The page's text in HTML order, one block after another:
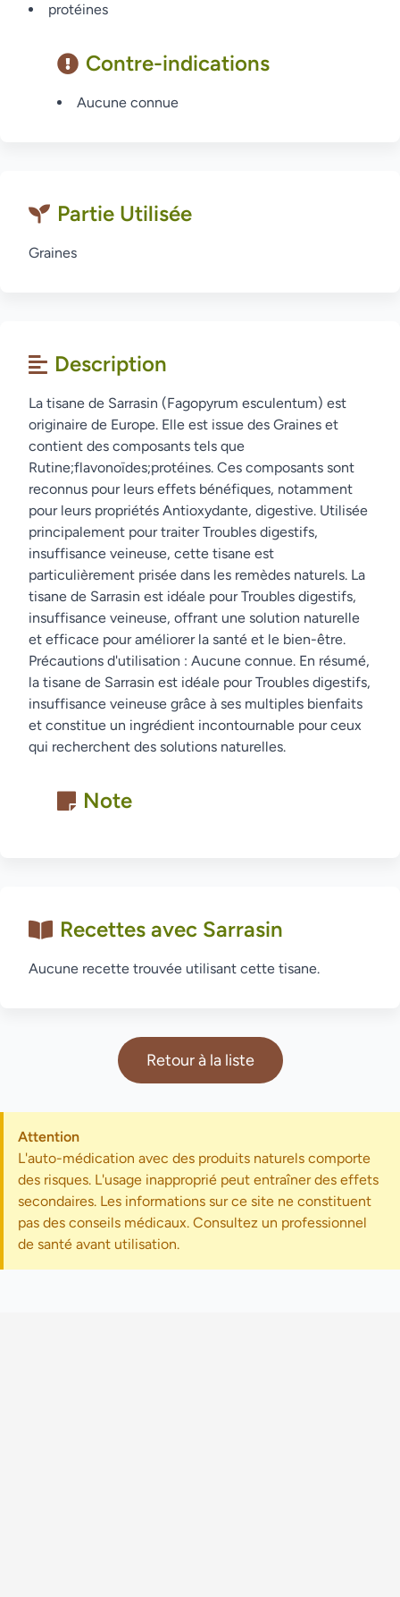
protéines
Contre-indications
Aucune connue
Partie Utilisée
Graines
Description
La tisane de Sarrasin (Fagopyrum esculentum) est
originaire de Europe. Elle est issue des Graines et
contient des composants tels que
Rutine;flavonoïdes;protéines. Ces composants sont
reconnus pour leurs effets bénéfiques, notamment
pour leurs propriétés Antioxydante, digestive. Utilisée
principalement pour traiter Troubles digestifs,
insuffisance veineuse, cette tisane est
particulièrement prisée dans les remèdes naturels. La
tisane de Sarrasin est idéale pour Troubles digestifs,
insuffisance veineuse, offrant une solution naturelle
et efficace pour améliorer la santé et le bien-être.
Précautions d'utilisation : Aucune connue. En résumé,
la tisane de Sarrasin est idéale pour Troubles digestifs,
insuffisance veineuse grâce à ses multiples bienfaits
et constitue un ingrédient incontournable pour ceux
qui recherchent des solutions naturelles.
Note
Recettes avec Sarrasin
Aucune recette trouvée utilisant cette tisane.
Retour à la liste
Attention
L'auto-médication avec des produits naturels comporte
des risques. L'usage inapproprié peut entraîner des effets
secondaires. Les informations sur ce site ne constituent
pas des conseils médicaux. Consultez un professionnel
de santé avant utilisation.